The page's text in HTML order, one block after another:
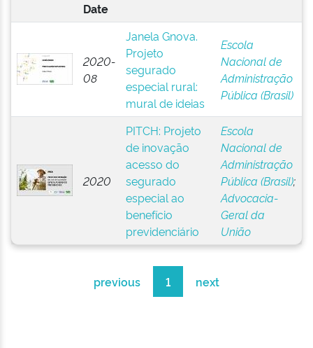
Date
2020-
08
Janela Gnova.
Projeto
segurado
especial rural:
mural de ideias
Escola
Nacional de
Administração
Pública (Brasil)
2020
PITCH: Projeto
de inovação
acesso do
segurado
especial ao
benefício
previdenciário
Escola
Nacional de
Administração
Pública (Brasil);
Advocacia-
Geral da
União
previous 1 next